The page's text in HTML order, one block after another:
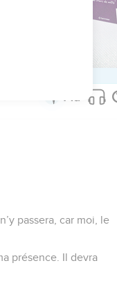
sur www.editionsbiblio.fr
passera, car moi, le
présence. Il devra